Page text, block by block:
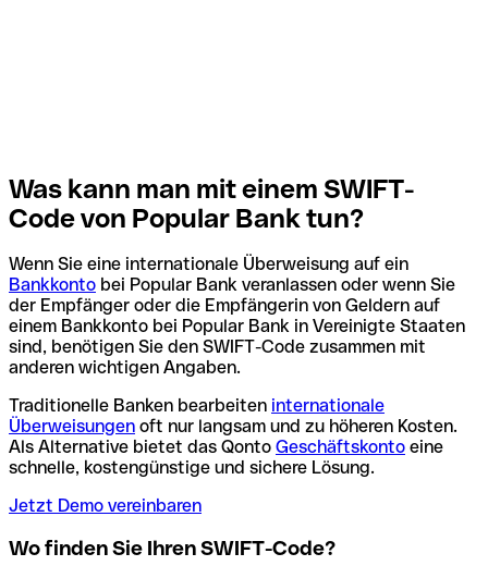
Was kann man mit einem SWIFT-
Code von Popular Bank tun?
Wenn Sie eine internationale Überweisung auf ein
Bankkonto bei Popular Bank veranlassen oder wenn Sie
der Empfänger oder die Empfängerin von Geldern auf
einem Bankkonto bei Popular Bank in Vereinigte Staaten
sind, benötigen Sie den SWIFT-Code zusammen mit
anderen wichtigen Angaben.
Traditionelle Banken bearbeiten internationale
Überweisungen oft nur langsam und zu höheren Kosten.
Als Alternative bietet das Qonto Geschäftskonto eine
schnelle, kostengünstige und sichere Lösung.
Jetzt Demo vereinbaren
Wo finden Sie Ihren SWIFT-Code?